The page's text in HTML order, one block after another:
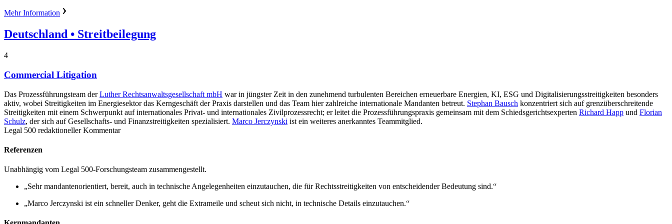
Mehr Information
Deutschland • Streitbeilegung
4
Commercial Litigation
Das Prozessführungsteam derLuther Rechtsanwaltsgesellschaft mbH war in jüngster Zeit in den zunehmend turbulenten Bereichen erneuerbare Energien, KI, ESG und Digitalisierungsstreitigkeiten besonders
aktiv, wobei Streitigkeiten im Energiesektor das Kerngeschäft der Praxis darstellen und das Team hier zahlreiche internationale Mandanten betreut. Stephan Bausch konzentriert sich auf grenzüberschreitende
Streitigkeiten mit einem Schwerpunkt auf internationales Privat- und internationales Zivilprozessrecht; er leitet die Prozessführungspraxis gemeinsam mit dem Schiedsgerichtsexperten Richard Happ und Florian
Schulz, der sich auf Gesellschafts- und Finanzstreitigkeiten spezialisiert. Marco Jerczynski ist ein weiteres anerkanntes Teammitglied.
Legal 500 redaktioneller Kommentar
Referenzen
Unabhängig vom Legal 500-Forschungsteam zusammengestellt.
„Sehr mandantenorientiert, bereit, auch in technische Angelegenheiten einzutauchen, die für Rechtsstreitigkeiten von entscheidender Bedeutung sind.“
„Marco Jerczynski ist ein schneller Denker, geht die Extrameile und scheut sich nicht, in technische Details einzutauchen.“